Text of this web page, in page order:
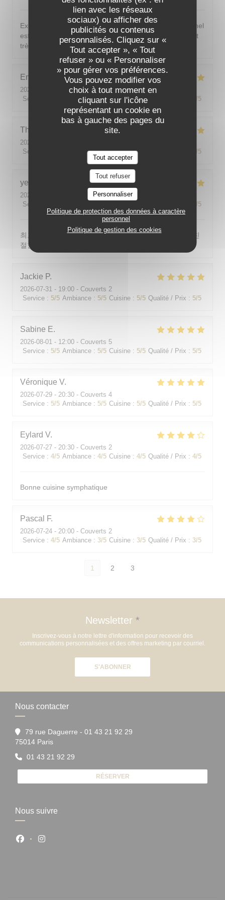
lien avec les réseaux
sociaux) ou afficher des
publicités ou contenus
personnalisés. Cliquez sur «
Tout accepter », « Tout
refuser » ou « Personnaliser
» pour gérer vos préférences.
Vous pouvez modifier vos
choix à tout moment en
cliquant sur l'icône
représentant un cookie en
bas à gauche des pages du
site.
Tout accepter
Tout refuser
Personnaliser
Politique de protection des données à caractère
personnel
Politique de gestion des cookies
Excellent ! Tout est délicieux, bien présentés, le personnel
est vraiment au top : accueillant, souriant, attentionné et
très professionnel. Je recommande sans hésiter !
Emilie
2026-08-05
- 20:30 - Couverts 2
Service
Ambiance: 5/5 Cuisine: 5/5 /5
Theo
2026-08-01
Service
Ambiance: 5/5 Cuisine: 5 /5
yeonghun
2026-08-03
- 19:00 - Couverts 4
Service
/5
최고의 분위기, 최고의 맛, 프랑스어가 서툴지만 서버가 친
절함
Jackie P
2026-07-31 - 19:00 - Couverts 2
Service : 5/5 Ambiance : 5/5 Cuisine : 5/5 Qualité / Prix : 5/5
Sabine E
2026-08-01 - 12:00 - Couverts 5
Service : 5/5 Ambiance : 5/5 Cuisine : 5/5 Qualité / Prix : 5/5
Véronique V
2026-07-29 - 20:30 - Couverts 4
Service : 5/5 Ambiance : 5/5 Cuisine : 5/5 Qualité / Prix : 5/5
Eylard V
2026-07-27 - 20:30 - Couverts 2
Service : 4/5 Ambiance : 4/5 Cuisine : 4/5 Qualité / Prix : 4/5
Bonne cuisine symphatique
Pascal F
2026-07-24 - 20:00 - Couverts 2
Service : 4/5 Ambiance : 3/5 Cuisine : 3/5 Qualité / Prix : 3/5
1 2 3
Newsletter *
Inscrivez-vous à notre lettre d'information pour recevoir des
communications personnalisées et des offres marketing par courriel.
S'ABONNER
Nous contacter
79 rue Daguerre - 01 43 21 92 29
75014 Paris((ouvre une nouvelle fenêtre))
01 43 21 92 29
RÉSERVER
Nous suivre
Facebook ((ouvre une nouvelle fenêtre))
Instagram ((ouvre une nouvelle fenêtre))